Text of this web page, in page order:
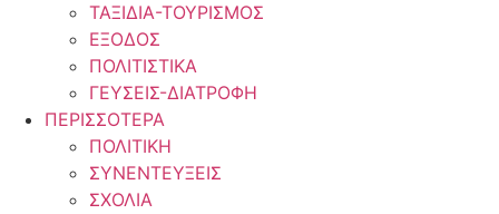
ΤΑΞΙΔΙΑ-ΤΟΥΡΙΣΜΟΣ
ΕΞΟΔΟΣ
ΠΟΛΙΤΙΣΤΙΚΑ
ΓΕΥΣΕΙΣ-ΔΙΑΤΡΟΦΗ
ΠΕΡΙΣΣΟΤΕΡΑ
ΠΟΛΙΤΙΚΗ
ΣΥΝΕΝΤΕΥΞΕΙΣ
ΣΧΟΛΙΑ